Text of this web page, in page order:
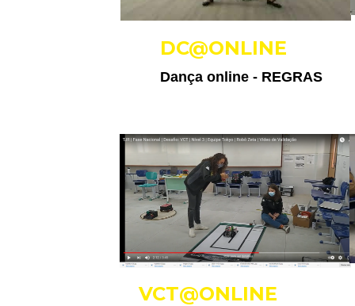
VCT@ONLINE
DC@ONLINE
Dança online - REGRAS